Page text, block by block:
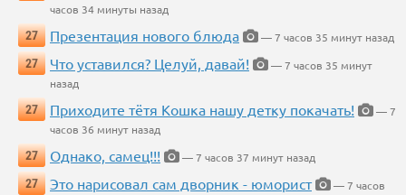
часов 34 минуты назад
27
Презентация нового блюда
— 7 часов 35 минут назад
27
Что уставился? Целуй, давай!
— 7 часов 35 минут
назад
27
Приходите тётя Кошка нашу детку покачать!
— 7
часов 36 минут назад
27
Однако, самец!!!
— 7 часов 37 минут назад
27
Это нарисовал сам дворник - юморист
— 7 часов